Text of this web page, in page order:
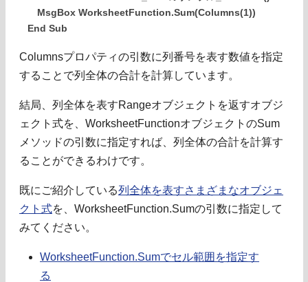
MsgBox WorksheetFunction.Sum(Columns(1))
End Sub
Columnsプロパティの引数に列番号を表す数値を指定
することで列全体の合計を計算しています。
結局、列全体を表すRangeオブジェクトを返すオブジ
ェクト式を、WorksheetFunctionオブジェクトのSum
メソッドの引数に指定すれば、列全体の合計を計算す
ることができるわけです。
既にご紹介している列全体を表すさまざまなオブジェ
クト式を、WorksheetFunction.Sumの引数に指定して
みてください。
WorksheetFunction.Sumでセル範囲を指定す
る